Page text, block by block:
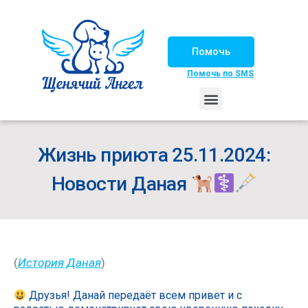
Помочь
Помочь по SMS
Жизнь приюта 25.11.2024:
Новости Даная
(История Даная)
Друзья! Данай передаёт всем привет и с